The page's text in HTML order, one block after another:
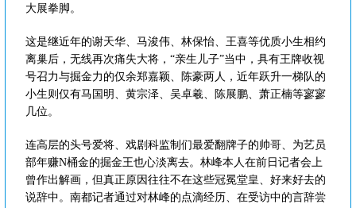
大展拳脚。
这是继近年的谢天华、马浚伟、林保怡、王喜等优质小生相约
离巢后，无线再次痛失大将，“亲生儿子”当中，具有王牌收视
号召力与掘金力的仅余郑嘉颖、陈豪两人，近年跃升一梯队的
小生则仅有马国明、黄宗泽、吴卓羲、陈展鹏、萧正楠等寥寥
几位。
连高层的头号爱将、戏剧科监制们最爱翻牌子的帅哥、为艺员
部年赚N桶金的掘金王也心淡离去。林峰本人在前日记者会上
曾作出解画，但真正原因往往不在这些冠冕堂皇、好来好去的
说辞中。南都记者通过对林峰的点滴经历、在受访中的言辞尝